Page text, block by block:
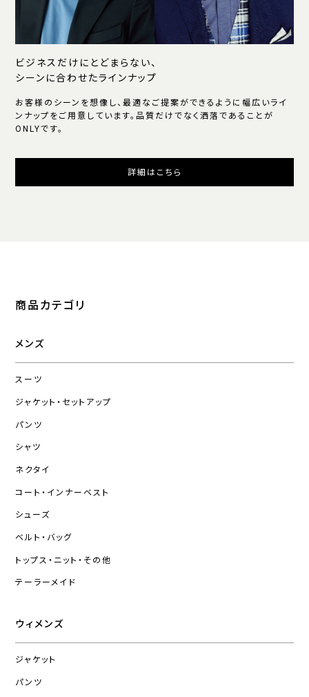
ビジネスだけにとどまらない、
シーンに合わせたラインナップ
お客様のシーンを想像し、最適なご提案ができるように幅広いライ
ンナップをご用意しています。品質だけでなく洒落であることが
ONLYです。
詳細はこちら
商品カテゴリ
メンズ
スーツ
ジャケット・セットアップ
パンツ
シャツ
ネクタイ
コート・インナーベスト
シューズ
ベルト・バッグ
トップス・ニット・その他
テーラーメイド
ウィメンズ
ジャケット
パンツ